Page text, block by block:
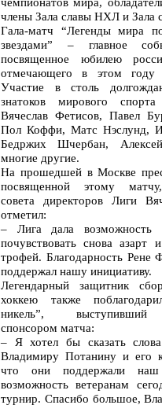
члены Зала славы НХЛ и Зала
Гала-матч “Легенды мира
звездами” – главное
посвященное юбилею
отмечающего в этом году
Участие в столь
знатоков мирового
Вячеслав Фетисов, Павел
Пол Коффи, Матс Нэслунд,
Бедржих Шчербан,
многие другие.
На прошедшей в Москве
посвященной этому
совета директоров Лиги
отметил:
– Лига дала
почувствовать снова азарт
трофей. Благодарность Рене
поддержал нашу инициативу.
Легендарный защитник
хоккею также
никель”, выступивший
спонсором матча:
– Я хотел бы сказать слова
Владимиру Потанину и его
что они поддержали наш
возможность ветеранам
турнир. Спасибо большое,